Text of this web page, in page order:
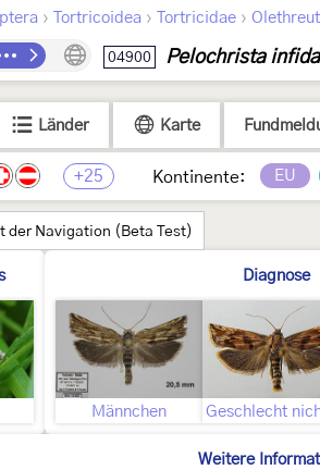
› Tortricoidea › Tortricidae ›
04900 Pelochrista
Länder Karte
+25 Kontinente: EU
der Navigation (Beta Test)
Diagnose
Männchen
Weitere